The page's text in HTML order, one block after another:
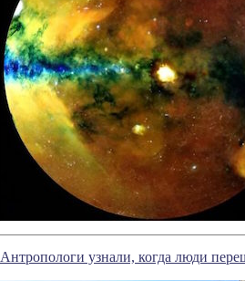
Антропологи узнали, когда люди